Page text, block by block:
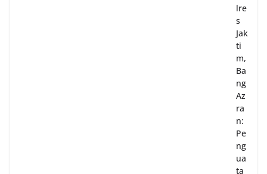
lre
s
Jak
ti
m,
Ba
ng
Az
ra
n:
Pe
ng
ua
ta